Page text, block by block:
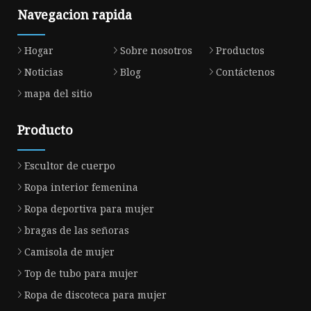
Navegacion rapida
Hogar Sobre nosotros
Productos
Noticias
Blog
Contáctenos
mapa del sitio
Producto
Escultor de cuerpo
Ropa interior femenina
Ropa deportiva para mujer
bragas de las señoras
Camisola de mujer
Top de tubo para mujer
Ropa de discoteca para mujer